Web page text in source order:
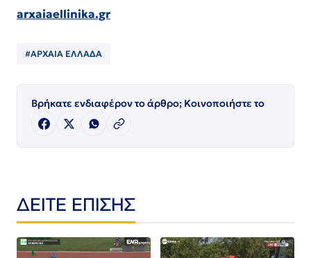
arxaiaellinika.gr
#ΑΡΧΑΙΑ ΕΛΛΑΔΑ
Βρήκατε ενδιαφέρον το άρθρο; Κοινοποιήστε το
ΔΕΙΤΕ ΕΠΙΣΗΣ